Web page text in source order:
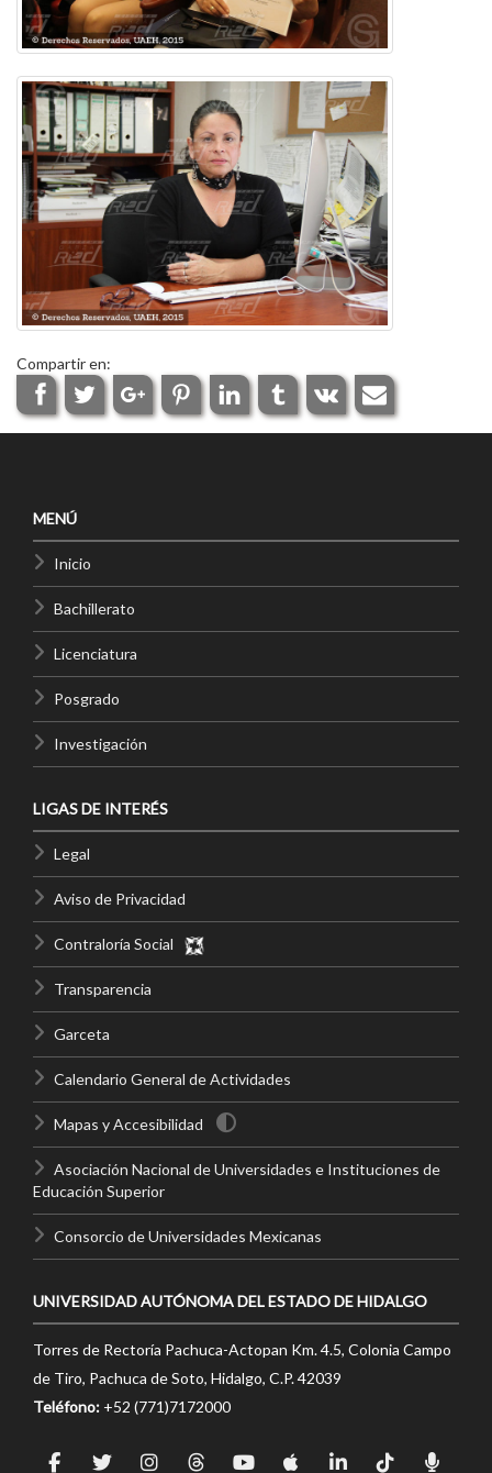
Compartir en:
MENÚ
Inicio
Bachillerato
Licenciatura
Posgrado
Investigación
LIGAS DE INTERÉS
Legal
Aviso de Privacidad
Contraloría Social
Transparencia
Garceta
Calendario General de Actividades
Mapas y Accesibilidad
Asociación Nacional de Universidades e Instituciones de
Educación Superior
Consorcio de Universidades Mexicanas
UNIVERSIDAD AUTÓNOMA DEL ESTADO DE HIDALGO
Torres de Rectoría Pachuca-Actopan Km. 4.5, Colonia Campo
de Tiro, Pachuca de Soto, Hidalgo, C.P. 42039
Teléfono: +52 (771)7172000